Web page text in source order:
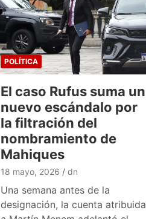
POLÍTICA
El caso Rufus suma un
nuevo escándalo por
la filtración del
nombramiento de
Mahiques
18 mayo, 2026 dn
Una semana antes de la
designación, la cuenta atribuida